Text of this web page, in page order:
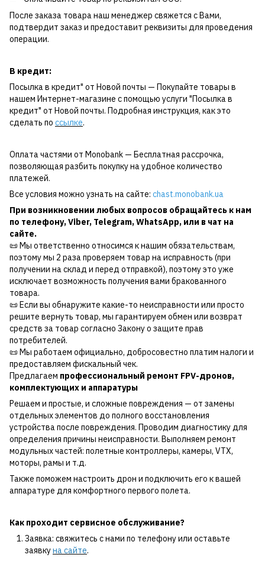
После заказа товара наш менеджер свяжется с Вами,
подтвердит заказ и предоставит реквизиты для проведения
операции.
В кредит:
Посылка в кредит" от Новой почты — Покупайте товары в
нашем Интернет-магазине с помощью услуги "Посылка в
кредит" от Новой почты. Подробная инструкция, как это
сделать по ссылке.
Оплата частями от Monobank — Бесплатная рассрочка,
позволяющая разбить покупку на удобное количество
платежей.
Все условия можно узнать на сайте: chast.monobank.ua
При возникновении любых вопросов обращайтесь к нам
по телефону,Viber, Telegram,WhatsApp, или в чат на
сайте.
📜 Мы ответственно относимся к нашим обязательствам,
поэтому мы 2 раза проверяем товар на исправность (при
получении на склад и перед отправкой), поэтому это уже
исключает возможность получения вами бракованного
товара.
📜 Если вы обнаружите какие-то неисправности или просто
решите вернуть товар, мы гарантируем обмен или возврат
средств за товар согласно Закону о защите прав
потребителей.
📜 Мы работаем официально, добросовестно платим налоги и
предоставляем фискальный чек.
Предлагаем профессиональный ремонт FPV-дронов,
комплектующих и аппаратуры
Решаем и простые, и сложные повреждения — от замены
отдельных элементов до полного восстановления
устройства после повреждения. Проводим диагностику для
определения причины неисправности. Выполняем ремонт
модульных частей: полетные контроллеры, камеры, VTX,
моторы, рамы и т.д.
Также поможем настроить дрон и подключить его к вашей
аппаратуре для комфортного первого полета.
Как проходит сервисное обслуживание?
Заявка: свяжитесь с нами по телефону или оставьте
заявкуна сайте.